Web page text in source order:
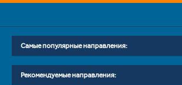
Самые популярные направления:
Рекомендуемые направления: